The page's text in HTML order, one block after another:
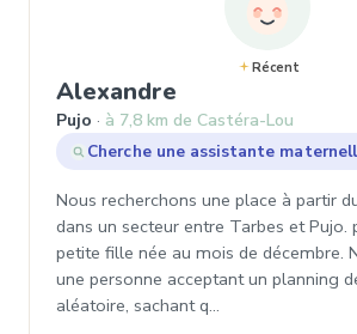
Récent
Alexandre
Pujo
à 7,8 km de Castéra-Lou
Cherche une assistante
Nous recherchons une place à partir
dans un secteur entre Tarbes et Pujo.
petite fille née au mois de décembre.
une personne acceptant un planning
aléatoire, sachant q…